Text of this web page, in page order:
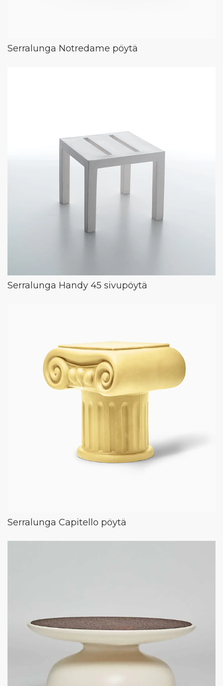
Serralunga Notredame pöytä
Serralunga Handy 45 sivupöytä
Serralunga Capitello pöytä